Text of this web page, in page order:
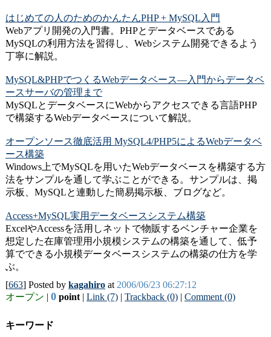
はじめての人のためのかんたんPHP + MySQL入門
Webアプリ開発の入門書。PHPとデータベースである
MySQLの利用方法を習得し、Webシステム開発できるよう
丁寧に解説。
MySQL&PHPでつくるWebデータベース―入門からデータベ
ースサーバの管理まで
MySQLとデータベースにWebからアクセスできる言語PHP
で構築するWebデータベースについて解説。
オープンソース徹底活用 MySQL4/PHP5によるWebデータベ
ース構築
Windows上でMySQLを用いたWebデータベースを構築する方
法をサンプルを通して学ぶことができる。サンプルは、掲
示板、MySQLと連動した簡易掲示板、ブログなど。
Access+MySQL実用データベースシステム構築
ExcelやAccessを活用しネットで物販するベンチャー企業を
想定した在庫管理用小規模システムの構築を通して、低予
算でできる小規模データベースシステムの構築の仕方を学
ぶ。
[663] Posted by kagahiroat 2006/06/23 06:27:12
オープン | 0point| Link (7)| Trackback (0)| Comment (0)
キーワード